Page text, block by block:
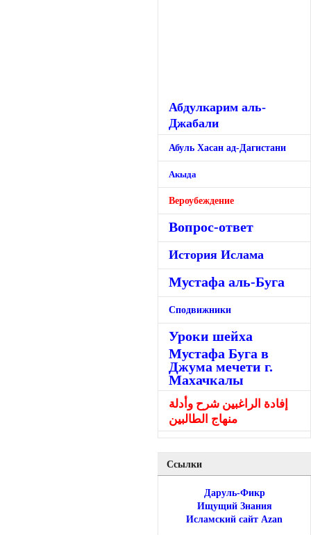
Абдулкарим аль-
Джабали
Абуль Хасан ад-Дагистани
Акыда
Вероубеждение
Вопрос-ответ
История Ислама
Мустафа аль-Буга
Сподвижники
Уроки шейха
Мустафа Буга в
Джума мечети г.
Махачкалы
إفادة الراغبين شرح وأدلة
منهاج الطالبين
Ссылки
Даруль-Фикр
Ищущий Знания
Исламский сайт Azan